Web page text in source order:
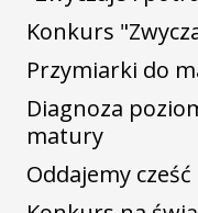
Konkurs
Przymiarki do
Diagnoza
matury
Oddajemy